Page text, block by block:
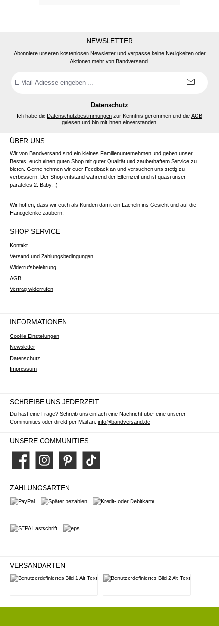
NEWSLETTER
Abonniere unseren kostenlosen Newsletter und verpasse keine Neuigkeiten oder
Aktionen mehr von Bandversand.
Mail-
Datenschutz
Ich habe die Datenschutzbestimmungen zur Kenntnis genommen und die AGB
gelesen und bin mit ihnen einverstanden.
ÜBER UNS
Wir von Bandversand sind ein kleines Familienunternehmen und geben unser
Bestes, euch einen guten Shop mit guter Qualität und zauberhaftem Service zu
bieten. Gerne nehmen wir euer Feedback an und versuchen uns stetig zu
verbessern. Der Shop entstand während der Elternzeit und ist quasi unser
paralleles 2. Baby. ;)
Wir hoffen, dass wir euch als Kunden damit ein Lächeln ins Gesicht und auf die
Handgelenke zaubern.
SHOP SERVICE
Kontakt
Versand und Zahlungsbedingungen
Widerrufsbelehrung
AGB
Vertrag widerrufen
INFORMATIONEN
Cookie Einstellungen
Newsletter
Datenschutz
Impressum
SCHREIBE UNS JEDERZEIT
Du hast eine Frage? Schreib uns einfach eine Nachricht über eine unserer
Communities oder direkt per Mail an: info@bandversand.de
UNSERE COMMUNITIES
Facebook Instagram Pinterest TikTok
ZAHLUNGSARTEN
VERSANDARTEN